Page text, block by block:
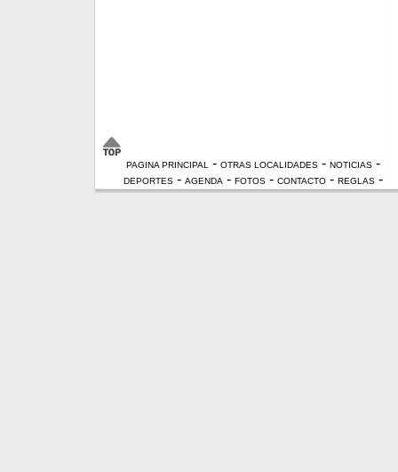
PAGINA PRINCIPAL - OTRAS LOCALIDADES - NOTICIAS -
DEPORTES - AGENDA - FOTOS - CONTACTO - REGLAS -